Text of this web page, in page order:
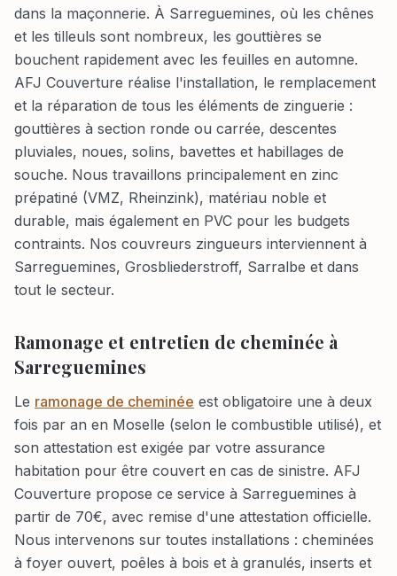
dans la maçonnerie. À Sarreguemines, où les chênes
et les tilleuls sont nombreux, les gouttières se
bouchent rapidement avec les feuilles en automne.
AFJ Couverture réalise l'installation, le remplacement
et la réparation de tous les éléments de zinguerie :
gouttières à section ronde ou carrée, descentes
pluviales, noues, solins, bavettes et habillages de
souche. Nous travaillons principalement en zinc
prépatiné (VMZ, Rheinzink), matériau noble et
durable, mais également en PVC pour les budgets
contraints. Nos couvreurs zingueurs interviennent à
Sarreguemines, Grosbliederstroff, Sarralbe et dans
tout le secteur.
Ramonage et entretien de cheminée à
Sarreguemines
Le ramonage de cheminée est obligatoire une à deux
fois par an en Moselle (selon le combustible utilisé), et
son attestation est exigée par votre assurance
habitation pour être couvert en cas de sinistre. AFJ
Couverture propose ce service à Sarreguemines à
partir de 70€, avec remise d'une attestation officielle.
Nous intervenons sur toutes installations : cheminées
à foyer ouvert, poêles à bois et à granulés, inserts et